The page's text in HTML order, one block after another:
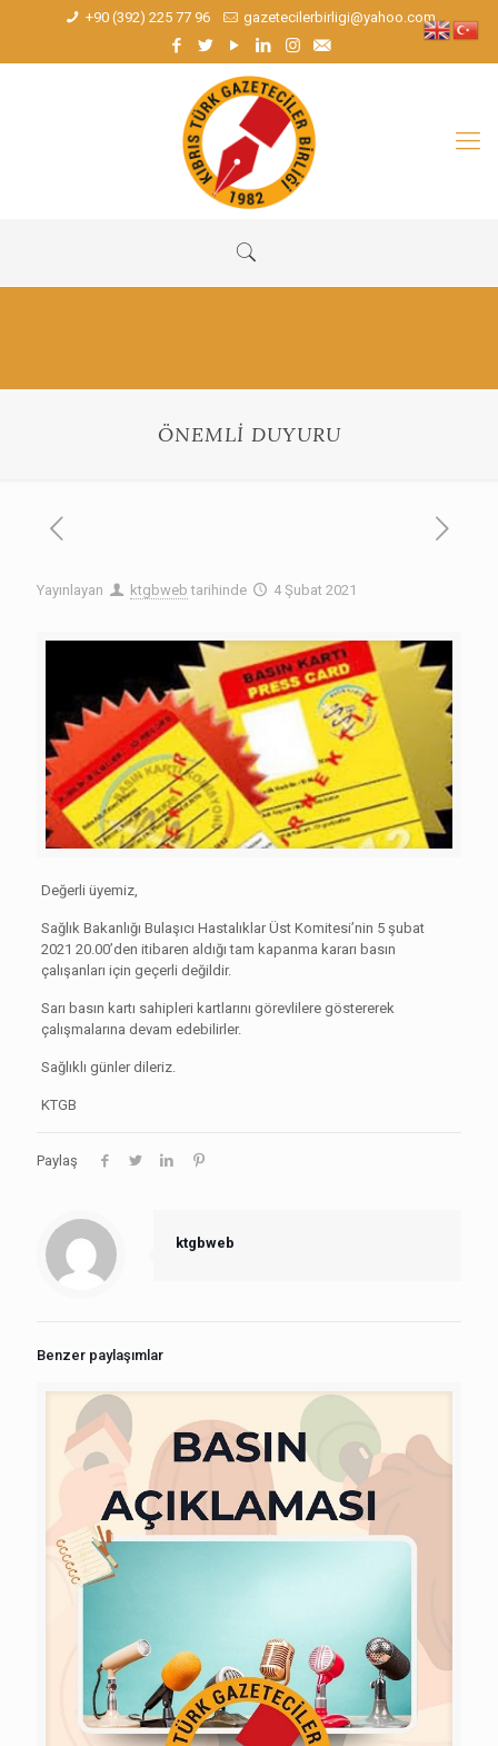
+90 (392) 225 77 96 gazetecilerbirligi@yahoo.com
ÖNEMLİ DUYURU
Yayınlayan ktgbweb tarihinde 4 Şubat 2021
Değerli üyemiz,
Sağlık Bakanlığı Bulaşıcı Hastalıklar Üst Komitesi’nin 5 şubat
2021 20.00’den itibaren aldığı tam kapanma kararı basın
çalışanları için geçerli değildir.
Sarı basın kartı sahipleri kartlarını görevlilere göstererek
çalışmalarına devam edebilirler.
Sağlıklı günler dileriz.
KTGB
Paylaş
ktgbweb
Benzer paylaşımlar